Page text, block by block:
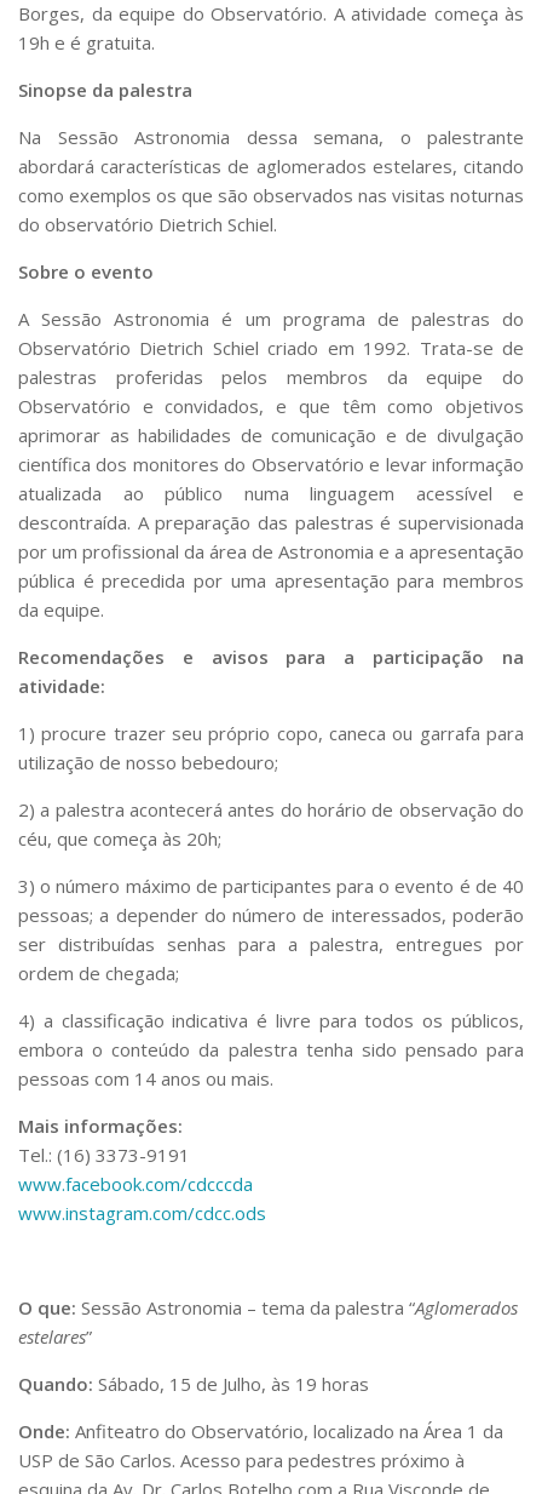
Serviços
Bibliotecas
Segurança, Trânsito e Prevenção
Outros serviços
Comunicação
Assessorias e Mídias
Jornal da USP
Defesa de Teses
Borges, da equipe do Observatório. A atividade começa às
19h e é gratuita.
Sinopse da palestra
Na Sessão Astronomia dessa semana, o palestrante
abordará características de aglomerados estelares, citando
como exemplos os que são observados nas visitas noturnas
do observatório Dietrich Schiel.
Sobre o evento
A Sessão Astronomia é um programa de palestras do
Observatório Dietrich Schiel criado em 1992. Trata-se de
palestras proferidas pelos membros da equipe do
Observatório e convidados, e que têm como objetivos
aprimorar as habilidades de comunicação e de divulgação
científica dos monitores do Observatório e levar informação
atualizada ao público numa linguagem acessível e
descontraída. A preparação das palestras é supervisionada
por um profissional da área de Astronomia e a apresentação
pública é precedida por uma apresentação para membros
da equipe.
Recomendações e avisos para a participação na
atividade:
1) procure trazer seu próprio copo, caneca ou garrafa para
utilização de nosso bebedouro;
2) a palestra acontecerá antes do horário de observação do
céu, que começa às 20h;
3) o número máximo de participantes para o evento é de 40
pessoas; a depender do número de interessados, poderão
ser distribuídas senhas para a palestra, entregues por
ordem de chegada;
4) a classificação indicativa é livre para todos os públicos,
embora o conteúdo da palestra tenha sido pensado para
pessoas com 14 anos ou mais.
Mais informações:
Tel.: (16) 3373-9191
www.facebook.com/cdcccda
www.instagram.com/cdcc.ods
O que: Sessão Astronomia – tema da palestra “Aglomerados
estelares”
Quando: Sábado, 15 de Julho, às 19 horas
Onde: Anfiteatro do Observatório, localizado na Área 1 da
USP de São Carlos. Acesso para pedestres próximo à